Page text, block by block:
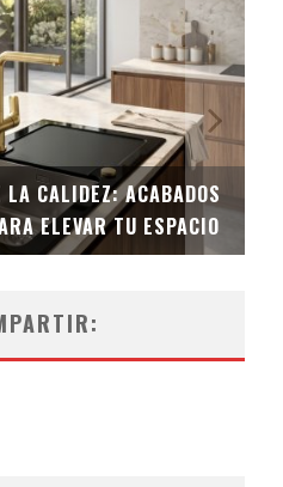
CALIDEZ: ACABADOS
ELEVAR TU ESPACIO